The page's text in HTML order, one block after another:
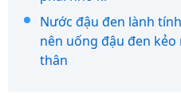
Nước đậu đen lành
nên uống đậu đen
thân